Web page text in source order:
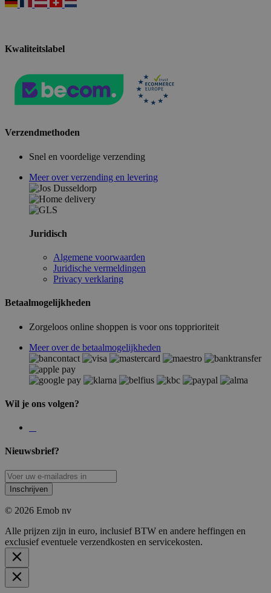
Kwaliteitslabel
Verzendmethoden
Snel en voordelige verzending
Meer over verzending en levering
Juridisch
Algemene voorwaarden
Juridische vermeldingen
Privacy verklaring
Betaalmogelijkheden
Zorgeloos online shoppen is voor ons topprioriteit
Meer over de betaalmogelijkheden
Wil je ons volgen?
Nieuwsbrief?
Inschrijven
© 2026 Emob nv
Alle prijzen zijn in euro, inclusief BTW en andere heffingen en
exclusief eventuele verzendkosten en servicekosten.